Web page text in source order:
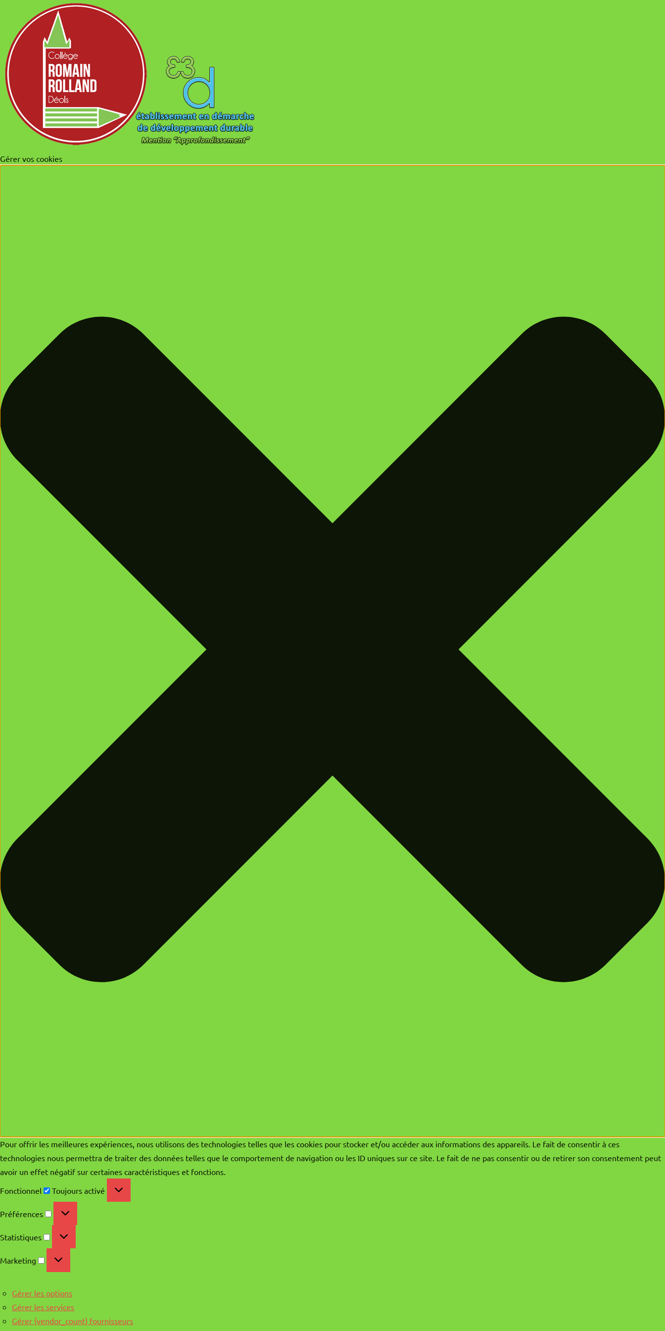
Gérer vos cookies
Pour offrir les meilleures expériences, nous utilisons des technologies telles que les cookies pour stocker et/ou accéder aux informations des appareils. Le fait de consentir à ces
technologies nous permettra de traiter des données telles que le comportement de navigation ou les ID uniques sur ce site. Le fait de ne pas consentir ou de retirer son consentement peut
avoir un effet négatif sur certaines caractéristiques et fonctions.
Fonctionnel
Toujours activé
Préférences
Préférences
Statistiques
Statistiques
Marketing
Marketing
Gérer les options
Gérer les services
Gérer {vendor_count} fournisseurs